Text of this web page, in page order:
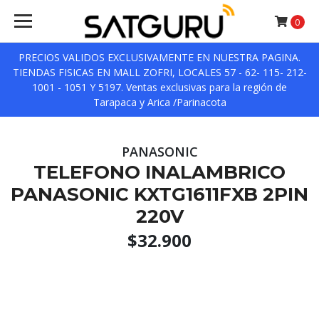
PRECIOS VALIDOS EXCLUSIVAMENTE EN NUESTRA PAGINA.
TIENDAS FISICAS EN MALL ZOFRI, LOCALES 57 - 62- 115- 212-
1001 - 1051 Y 5197. Ventas exclusivas para la región de
Tarapaca y Arica /Parinacota
0
PANASONIC
TELEFONO INALAMBRICO
PANASONIC KXTG1611FXB 2PIN
220V
$32.900